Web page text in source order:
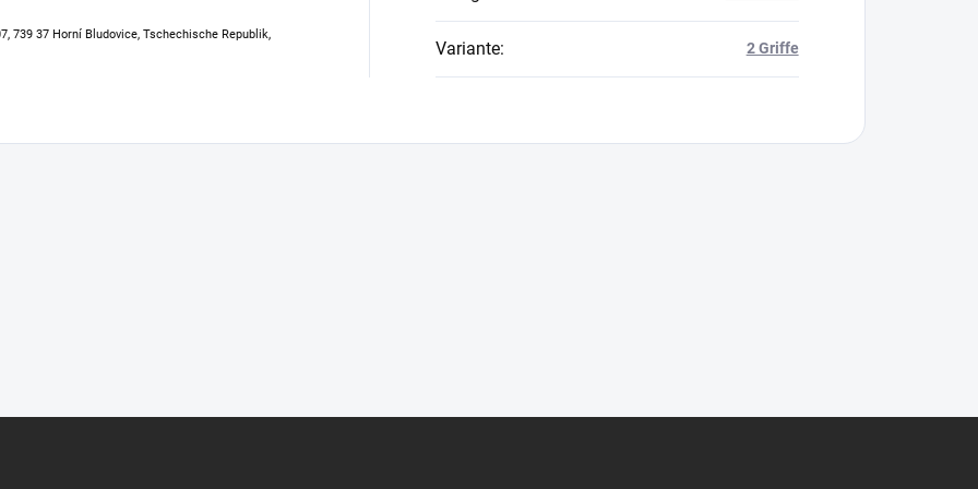
739 37 Horní Bludovice, Tschechische Republik,
Variante: 2 Griffe